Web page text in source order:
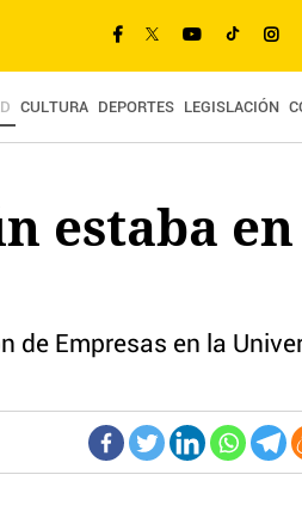
CULTURA DEPORTES LEGISLACIÓN
estaba en
de Empresas en la